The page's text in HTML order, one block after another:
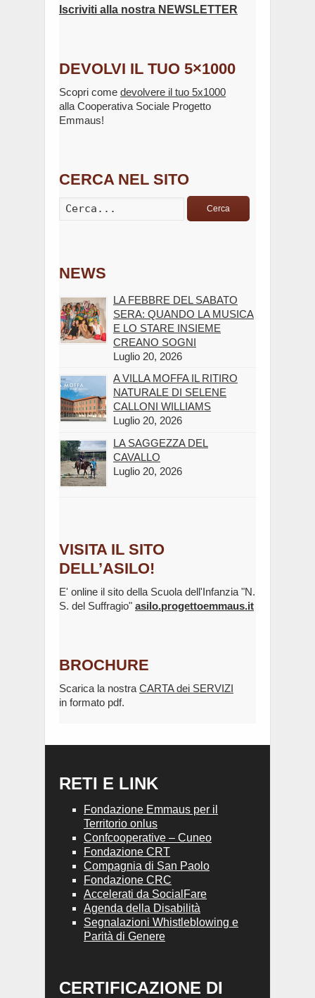
Iscriviti alla nostra NEWSLETTER
DEVOLVI IL TUO 5×1000
Scopri come devolvere il tuo 5x1000
alla Cooperativa Sociale Progetto
Emmaus!
CERCA NEL SITO
Cerca
NEWS
LA FEBBRE DEL SABATO
SERA: QUANDO LA MUSICA
E LO STARE INSIEME
CREANO SOGNI
Luglio 20, 2026
A VILLA MOFFA IL RITIRO
NATURALE DI SELENE
CALLONI WILLIAMS
Luglio 20, 2026
LA SAGGEZZA DEL
CAVALLO
Luglio 20, 2026
VISITA IL SITO
DELL’ASILO!
E' online il sito della Scuola dell'Infanzia "N.
S. del Suffragio" asilo.progettoemmaus.it
BROCHURE
Scarica la nostra CARTA dei SERVIZI
in formato pdf.
RETI E LINK
Fondazione Emmaus per il
Territorio onlus
Confcooperative – Cuneo
Fondazione CRT
Compagnia di San Paolo
Fondazione CRC
Accelerati da SocialFare
Agenda della Disabilità
Segnalazioni Whistleblowing e
Parità di Genere
CERTIFICAZIONE DI